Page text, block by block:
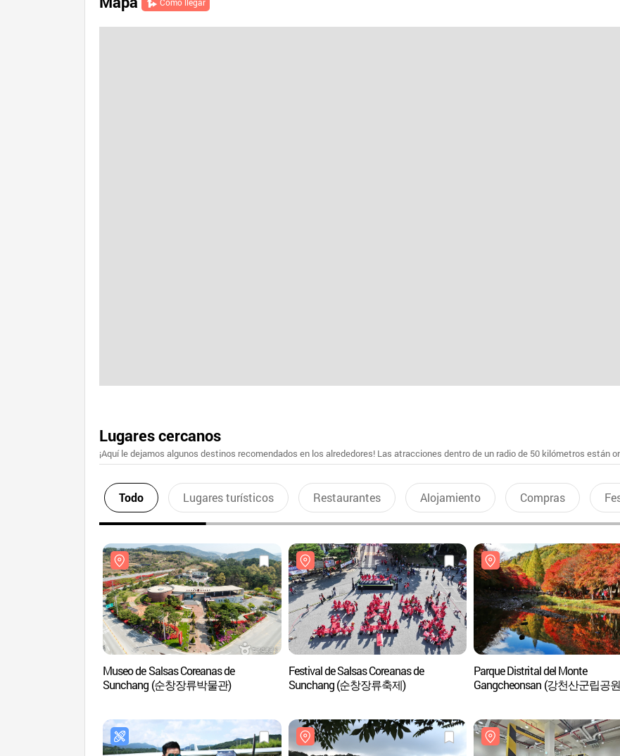
Lugares cercanos
¡Aquí le dejamos algunos destinos recomendados en los alrededores! Las atracciones dentro de un radio de 50 kilómetros están
Todo Lugares turísticos Restaurantes Alojamiento Compras
Museo de Salsas Coreanas de
Sunchang (순창장류박물관)
Festival de Salsas Coreanas de
Sunchang (순창장류축제)
Parque Distrital del Monte
Gangcheonsan (강천산군립공